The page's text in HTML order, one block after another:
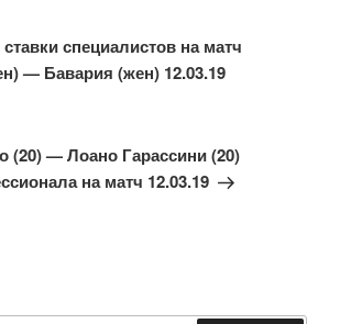
специалистов на матч
— Бавария (жен) 12.03.19
(20) — Лоано Гарассини (20)
на матч 12.03.19